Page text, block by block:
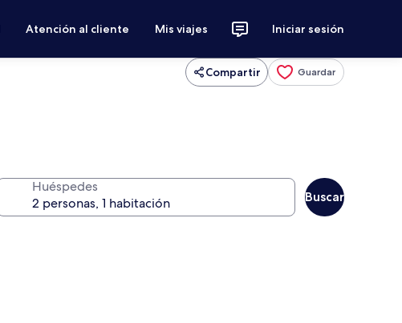
Atención al cliente Mis viajes Iniciar sesión
Compartir Guardar
Huéspedes
Buscar